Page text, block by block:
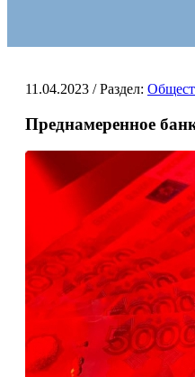
11.04.2023 / Раздел:
Преднамеренное